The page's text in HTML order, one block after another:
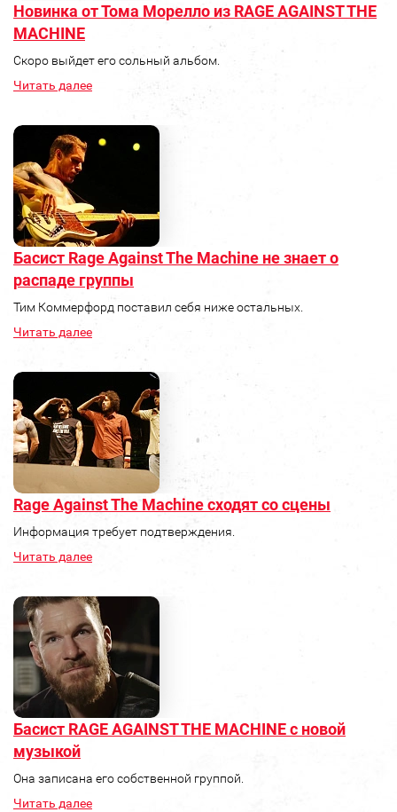
Новинка от Тома Морелло из RAGE AGAINST THE
MACHINE
Скоро выйдет его сольный альбом.
Читать далее
Басист Rage Against The Machine не знает о
распаде группы
Тим Коммерфорд поставил себя ниже остальных.
Читать далее
Rage Against The Machine сходят со сцены
Информация требует подтверждения.
Читать далее
Басист RAGE AGAINST THE MACHINE с новой
музыкой
Она записана его собственной группой.
Читать далее